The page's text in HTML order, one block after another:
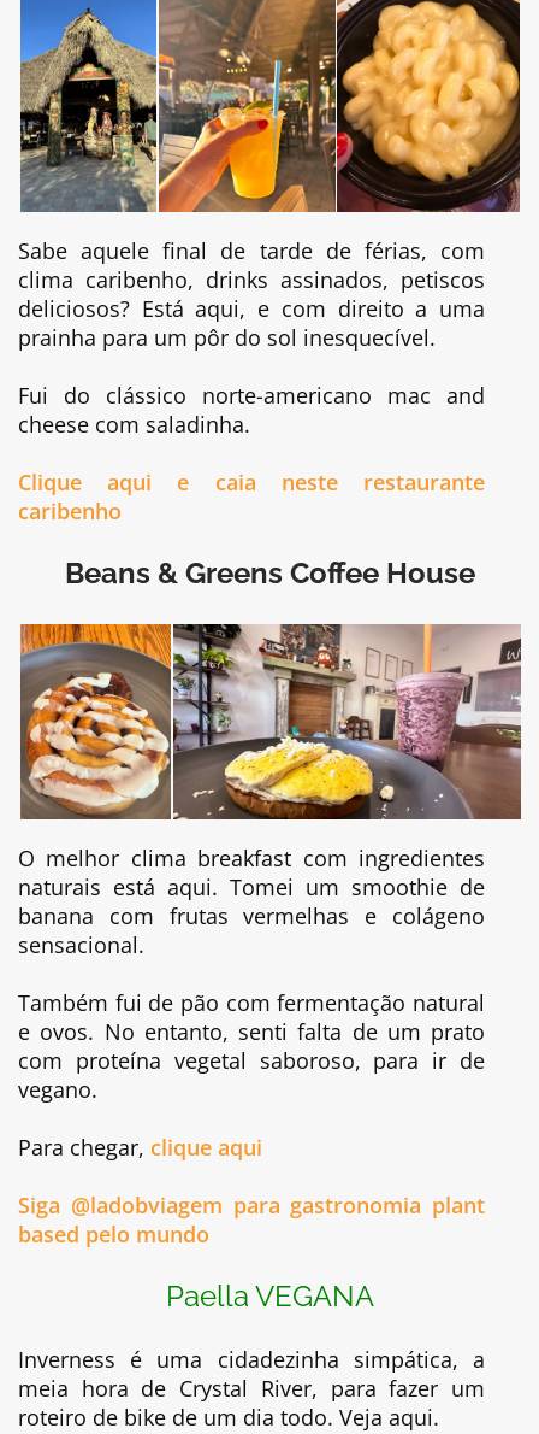
Sabe aquele final de tarde de férias, com
clima caribenho, drinks assinados, petiscos
deliciosos? Está aqui, e com direito a uma
prainha para um pôr do sol inesquecível.
Fui do clássico norte-americano mac and
cheese com saladinha.
Clique aqui e caia neste restaurante
caribenho
Beans & Greens Coffee House
O melhor clima breakfast com ingredientes
naturais está aqui. Tomei um smoothie de
banana com frutas vermelhas e colágeno
sensacional.
Também fui de pão com fermentação natural
e ovos. No entanto, senti falta de um prato
com proteína vegetal saboroso, para ir de
vegano.
Para chegar, clique aqui
Siga @ladobviagem para gastronomia plant
based pelo mundo
Paella VEGANA
Inverness é uma cidadezinha simpática, a
meia hora de Crystal River, para fazer um
roteiro de bike de um dia todo. Veja aqui.